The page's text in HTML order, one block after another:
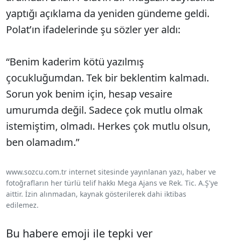
yaptığı açıklama da yeniden gündeme geldi.
Polat’ın ifadelerinde şu sözler yer aldı:
“Benim kaderim kötü yazılmış
çocukluğumdan. Tek bir beklentim kalmadı.
Sorun yok benim için, hesap vesaire
umurumda değil. Sadece çok mutlu olmak
istemiştim, olmadı. Herkes çok mutlu olsun,
ben olamadım.”
www.sozcu.com.tr internet sitesinde yayınlanan yazı, haber ve
fotoğrafların her türlü telif hakkı Mega Ajans ve Rek. Tic. A.Ş'ye
aittir. İzin alınmadan, kaynak gösterilerek dahi iktibas
edilemez.
Bu habere emoji ile tepki ver